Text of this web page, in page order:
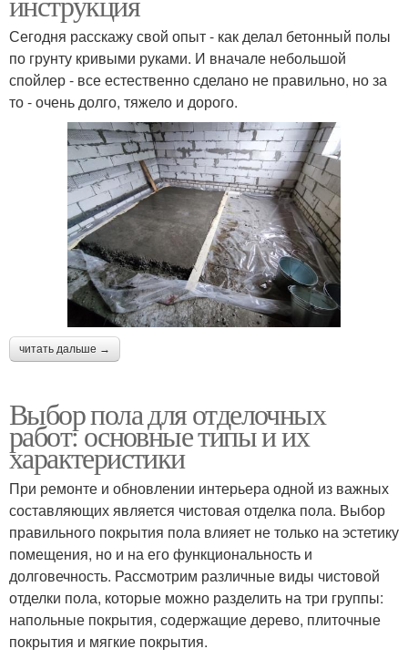
Сегодня расскажу свой опыт - как делал бетонный полы
по грунту кривыми руками. И вначале небольшой
спойлер - все естественно сделано не правильно, но за
то - очень долго, тяжело и дорого.
читать дальше →
Выбор пола для отделочных
работ: основные типы и их
характеристики
При ремонте и обновлении интерьера одной из важных
составляющих является чистовая отделка пола. Выбор
правильного покрытия пола влияет не только на эстетику
помещения, но и на его функциональность и
долговечность. Рассмотрим различные виды чистовой
отделки пола, которые можно разделить на три группы:
напольные покрытия, содержащие дерево, плиточные
покрытия и мягкие покрытия.